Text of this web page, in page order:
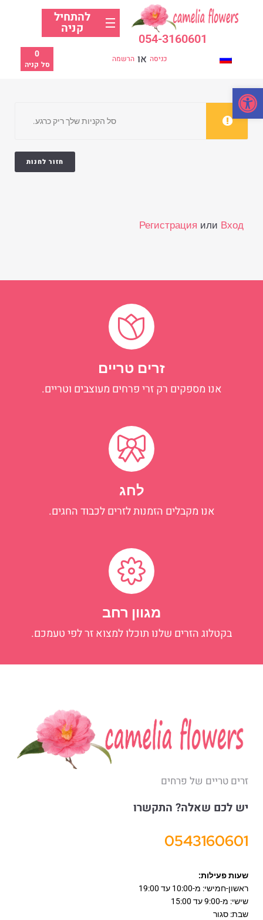
פתח סרגל נגישות
054-3160601
להתחיל
קניה
כניסה או הרשמה
סל קניה
0
סל הקניות שלך ריק כרגע.
חזור לחנות
Вход
или
Регистрация
זרים טריים
אנו מספקים רק זרי פרחים מעוצבים וטריים.
לחג
אנו מקבלים הזמנות לזרים לכבוד החגים.
מגוון רחב
בקטלוג הזרים שלנו תוכלו למצוא זר לפי טעמכם.
זרים טריים של פרחים
יש לכם שאלה? התקשרו
0543160601
שעות פעילות:
ראשון-חמישי: מ-10:00 עד 19:00
שישי: מ-9:00 עד 15:00
שבת: סגור